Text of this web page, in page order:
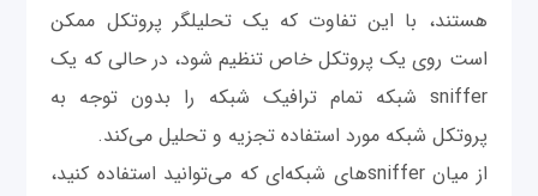
هستند، با این تفاوت که یک تحلیلگر پروتکل ممکن
است روی یک پروتکل خاص تنظیم شود، در حالی که یک
sniffer شبکه تمام ترافیک شبکه را بدون توجه به
پروتکل شبکه مورد استفاده تجزیه و تحلیل می‌کند.
از میان snifferهای شبکه‌ای که می‌توانید استفاده کنید،